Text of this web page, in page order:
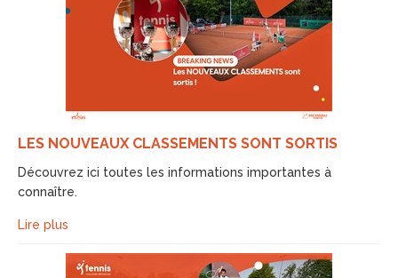
LES NOUVEAUX CLASSEMENTS SONT SORTIS
Découvrez ici toutes les informations importantes à
connaître.
Lire plus